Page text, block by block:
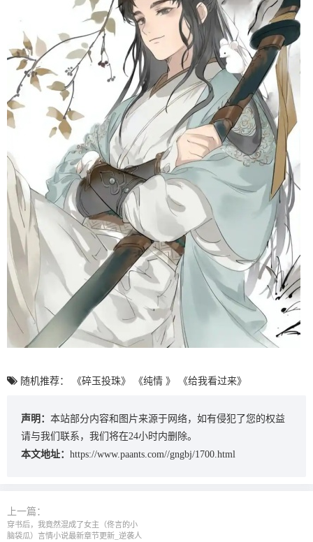
随机推荐： 《碎玉投珠》 《纯情 》 《给我看过来》
声明： 本站部分内容和图片来源于网络，如有侵犯了您的权益
请与我们联系，我们将在24小时内删除。
本文地址： https://www.paants.com//gngbj/1700.html
上一篇：
穿书后，我竟然混成了女主（佟言的小
脑袋瓜）言情小说最新章节更新_逆袭人